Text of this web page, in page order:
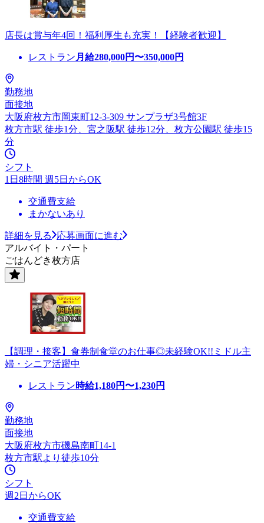
店長は賞与年4回！福利厚生も充実！【経験者歓迎】
レストラン 月給280,000円〜350,000円
勤務地
面接地
大阪府枚方市岡東町12-3-309 サンプラザ3号館3F
枚方市駅 徒歩1分、宮之阪駅 徒歩12分、枚方公園駅 徒歩15
分
シフト
1日8時間 週5日からOK
交通費支給
まかないあり
詳細を見る
応募画面に進む
アルバイト・パート
ごはんどき枚方店
【調理・接客】食券制食堂のお仕事◎未経験OK!!ミドル主
婦・シニア活躍中
レストラン時給1,180円〜1,230円
勤務地
面接地
大阪府枚方市磯島南町14-1
枚方市駅より徒歩10分
シフト
週2日からOK
交通費支給